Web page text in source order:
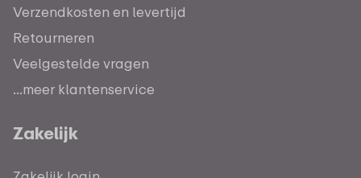
Verzendkosten en levertijd
Retourneren
Veelgestelde vragen
...meer klantenservice
Zakelijk